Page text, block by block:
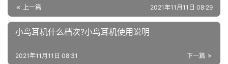
上一篇 2021年11月11日 08:29
小鸟耳机什么档次?小鸟耳机使用说明
下一篇
2021年11月11日 08:31